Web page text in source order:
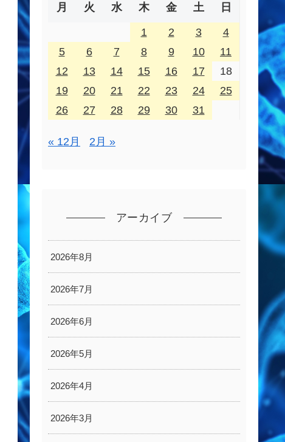
月 火 水 木 金 土 日
1 2 3
4
5
6 7 8 9 10
11
12
13 14 15 16 17
18
19
20 21 22 23 24
25
26
27 28 29 30 31
« 12月 2月 »
アーカイブ
2026年8月
2026年7月
2026年6月
2026年5月
2026年4月
2026年3月